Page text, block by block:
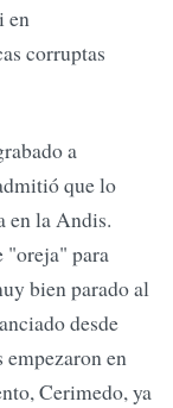
en
corruptas
a
que lo
en la Andis.
"oreja" para
bien parado al
desde
en
Cerimedo, ya